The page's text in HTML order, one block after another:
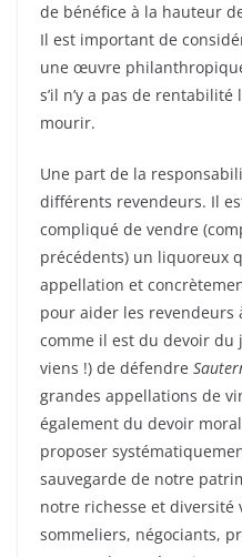
de bénéfice à la hauteur
Il est important de
une œuvre
s’il n’y a pas de
mourir.
Une part de la
différents revendeurs. Il
compliqué de vendre
précédents) un liquoreux
appellation et
pour aider les revendeurs
comme il est du devoir du
viens !) de défendre
grandes appellations de
également du devoir
proposer
sauvegarde de notre
notre richesse et diversité
sommeliers, négociants,